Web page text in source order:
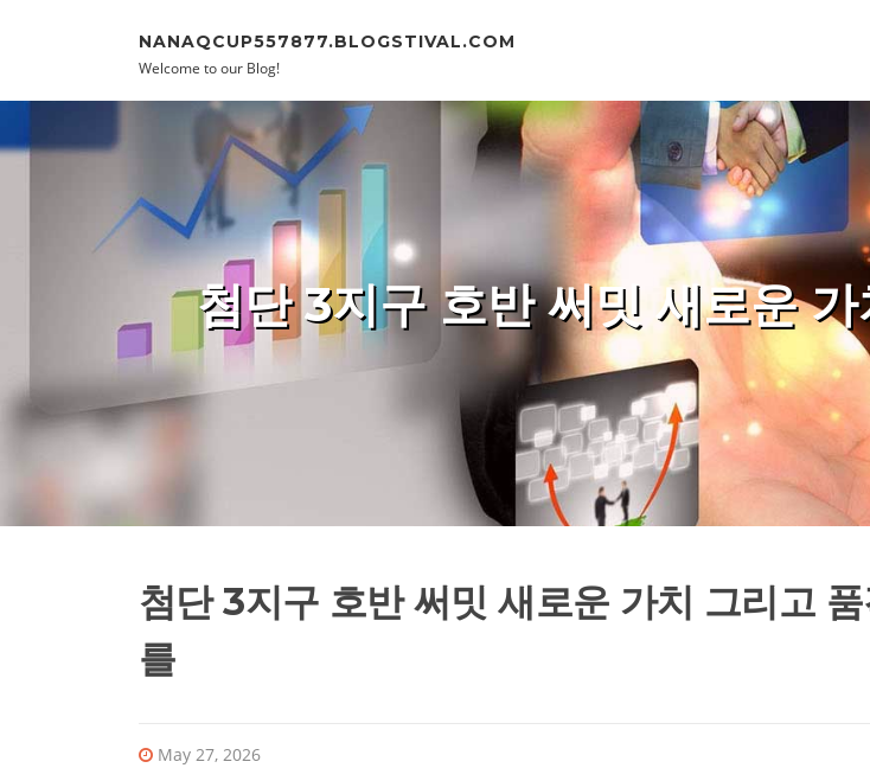
NANAQCUP557877.BLOGSTIVAL.COM
Welcome to our Blog!
첨단 3지구 호반 써밋 새로운
첨단 3지구 호반 써밋 새로운 가치 그리고
를
May 27, 2026